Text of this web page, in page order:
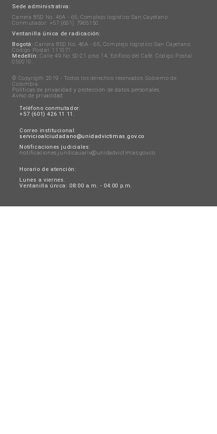
Sede administrativa:
Carrera 85D No. 46A - 65, Complejo logístico San Cayetano.
Conmutador: +57 (601) 7965150.
Ventanilla única de radicación:
Bogotá: Carrera 85D No. 46A - 65, Complejo logístico San Cayetano.
Código Postal: 111071.
Medellín: Calle 49 No 50-21 piso 14, Edificio del Café. Código Postal:
050010.
© Copyrigth 2019 - Todos los derechos reservados Gobierno de
Colombia.
Políticas de privacidad y protección de datos personales.
Aviso de privacidad .
Teléfono conmutador:
+57 (601) 426 11 11.
Correo institucional:
servicioalciudadano@unidadvictimas.gov.co
Notificaciones judiciales:
notificaciones.juridicauariv@unidadvictimas.gov.co
Horario de atención:
Lunes a viernes.
Ventanilla única: 08:00 a.m. - 04:00 p.m.